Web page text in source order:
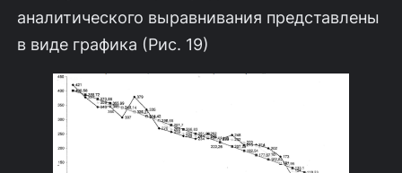
аналитического выравнивания представлены
в виде графика (Рис. 19)